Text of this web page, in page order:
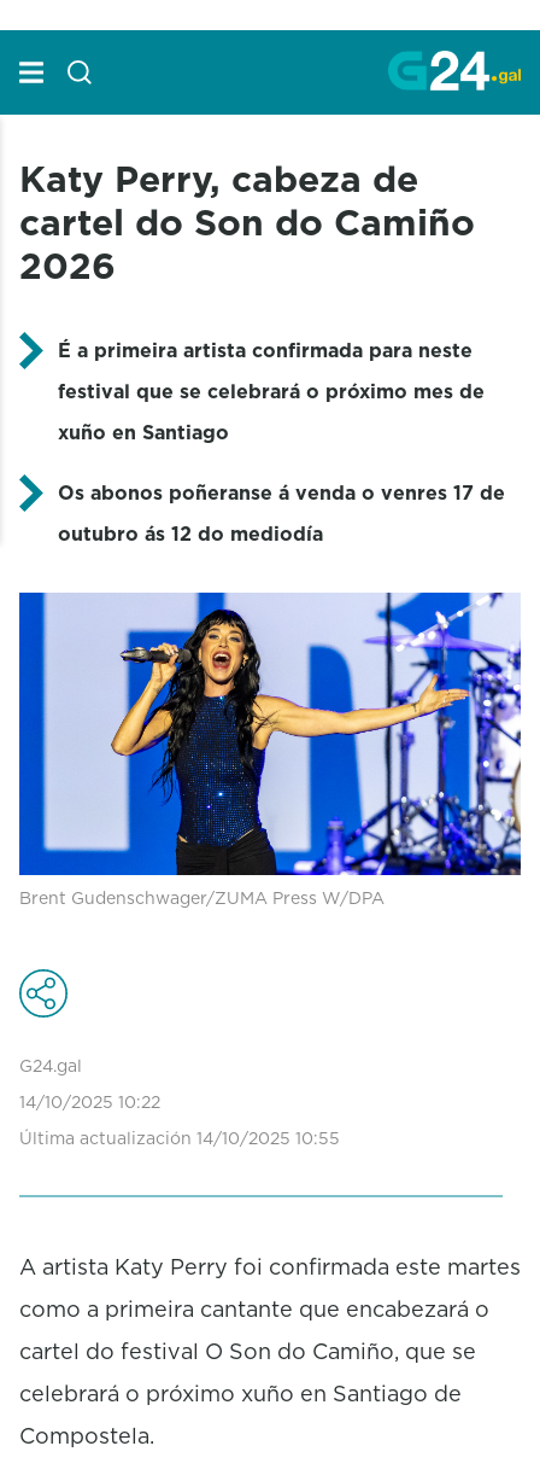
Katy Perry, cabeza de
cartel do Son do Camiño
2026
É a primeira artista confirmada para neste
festival que se celebrará o próximo mes de
xuño en Santiago
Os abonos poñeranse á venda o venres 17 de
outubro ás 12 do mediodía
Brent Gudenschwager/ZUMA Press W/DPA
G24.gal
14/10/2025 10:22
Última actualización 14/10/2025 10:55
A artista Katy Perry foi confirmada este martes
como a primeira cantante que encabezará o
cartel do festival O Son do Camiño, que se
celebrará o próximo xuño en Santiago de
Compostela.